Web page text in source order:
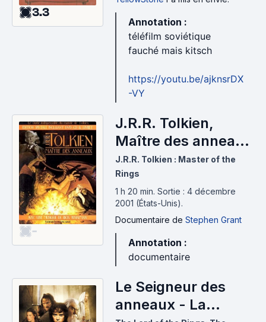
3.3
Annotation :
téléfilm soviétique
fauché mais kitsch
https://youtu.be/ajknsrDX
-VY
-
J.R.R. Tolkien,
Maître des anneaux
(2001)
J.R.R. Tolkien : Master of the
Rings
1 h 20 min. Sortie : 4 décembre
2001 (États-Unis).
Documentaire de Stephen Grant
Annotation :
documentaire
Le Seigneur des
anneaux - La